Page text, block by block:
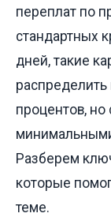
переплат по
стандартных
дней, такие
процентов,
Разберем
которые
теме.